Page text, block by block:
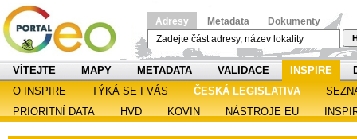
Adresy Metadata Dokumenty
VÍTEJTE MAPY METADATA VALIDACE INSPIRE
O INSPIRE
TÝKÁ SE I VÁS ČESKÁ LEGISLATIVA
PRIORITNÍ DATA
HVD KOVIN NÁSTROJE EU